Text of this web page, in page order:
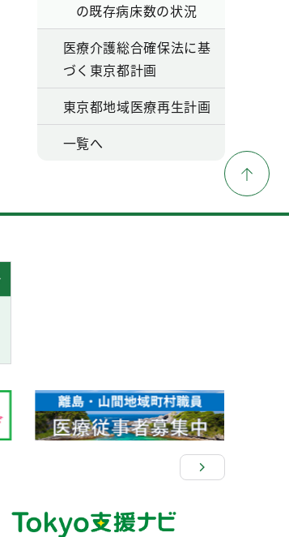
の既存病床数の状況
医療介護総合確保法に基
づく東京都計画
東京都地域医療再生計画
一覧へ